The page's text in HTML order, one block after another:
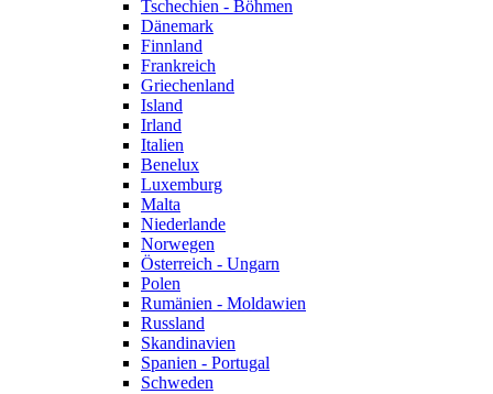
Tschechien - Böhmen
Dänemark
Finnland
Frankreich
Griechenland
Island
Irland
Italien
Benelux
Luxemburg
Malta
Niederlande
Norwegen
Österreich - Ungarn
Polen
Rumänien - Moldawien
Russland
Skandinavien
Spanien - Portugal
Schweden